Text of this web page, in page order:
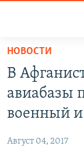
Вернуться
основному
содержанию
главной
навигации
НОВОСТИ
ТБИЛИСИ
ВЕСЬ КАВКАЗ
НОВОСТИ
В
авиабазы
военный и
Август 04, 2017